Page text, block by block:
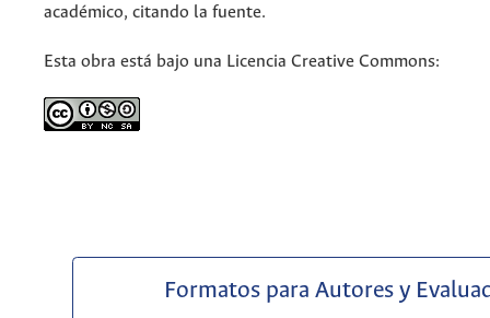
académico, citando la fuente.
Esta obra está bajo una Licencia Creative Commons:
Formatos para Autores y